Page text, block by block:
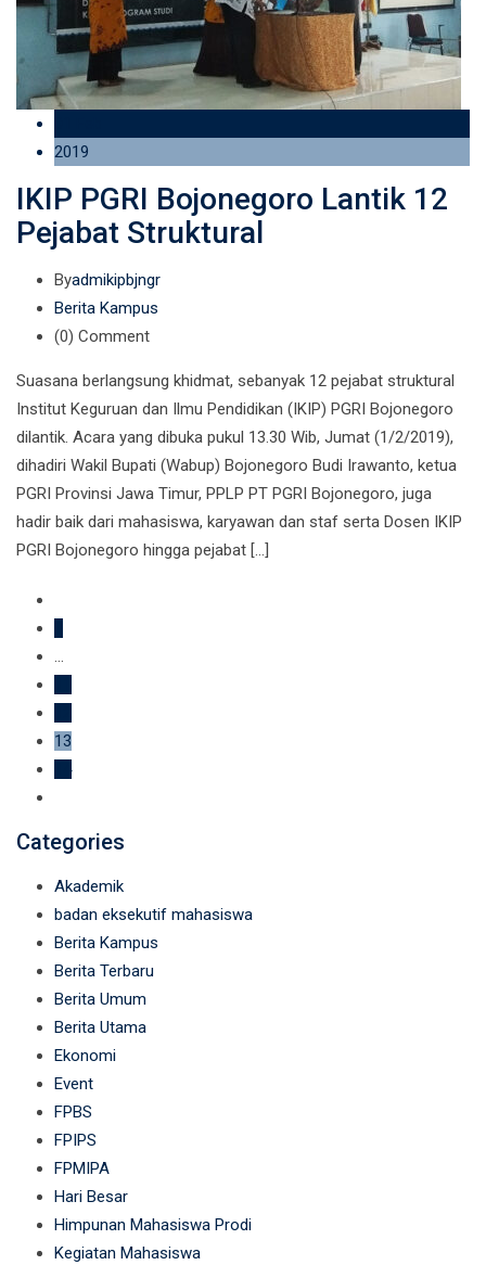
2019
IKIP PGRI Bojonegoro Lantik 12
Pejabat Struktural
Byadmikipbjngr
Berita Kampus
(0) Comment
Suasana berlangsung khidmat, sebanyak 12 pejabat struktural
Institut Keguruan dan Ilmu Pendidikan (IKIP) PGRI Bojonegoro
dilantik. Acara yang dibuka pukul 13.30 Wib, Jumat (1/2/2019),
dihadiri Wakil Bupati (Wabup) Bojonegoro Budi Irawanto, ketua
PGRI Provinsi Jawa Timur, PPLP PT PGRI Bojonegoro, juga
hadir baik dari mahasiswa, karyawan dan staf serta Dosen IKIP
PGRI Bojonegoro hingga pejabat […]
...
13
Categories
Akademik
badan eksekutif mahasiswa
Berita Kampus
Berita Terbaru
Berita Umum
Berita Utama
Ekonomi
Event
FPBS
FPIPS
FPMIPA
Hari Besar
Himpunan Mahasiswa Prodi
Kegiatan Mahasiswa